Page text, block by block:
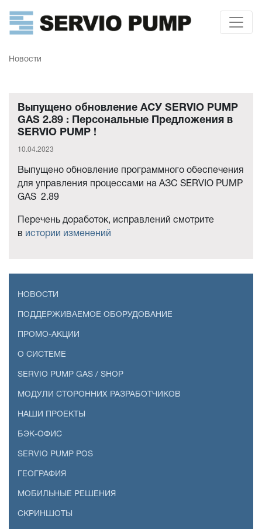
Новости
Выпущено обновление АСУ SERVIO PUMP
GAS 2.89 : Персональные Предложения в
SERVIO PUMP !
10.04.2023
Выпущено обновление программного обеспечения
для управления процессами на АЗС SERVIO PUMP
GAS 2.89
Перечень доработок, исправлений смотрите
в истории изменений
НОВОСТИ
ПОДДЕРЖИВАЕМОЕ ОБОРУДОВАНИЕ
ПРОМО-АКЦИИ
О СИСТЕМЕ
SERVIO PUMP GAS / SHOP
МОДУЛИ СТОРОННИХ РАЗРАБОТЧИКОВ
НАШИ ПРОЕКТЫ
БЭК-ОФИС
SERVIO PUMP POS
ГЕОГРАФИЯ
МОБИЛЬНЫЕ РЕШЕНИЯ
СКРИНШОТЫ